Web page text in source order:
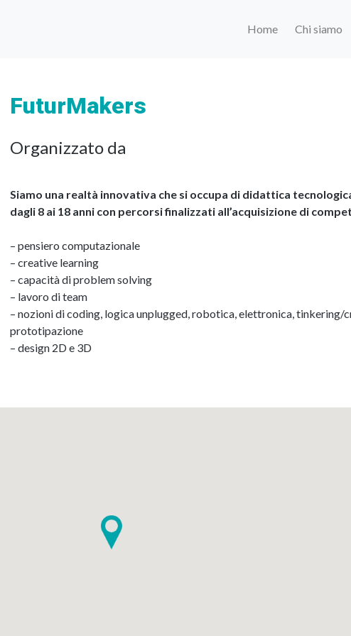
Home Chi siamo
FuturMakers
Organizzato da
Siamo una realtà innovativa che si occupa di didattica
dagli 8 ai 18 anni con percorsi finalizzati all’acquisizione di
– pensiero computazionale
– creative learning
– capacità di problem solving
– lavoro di team
– nozioni di coding, logica unplugged, robotica, elettronica, tinkering/
prototipazione
– design 2D e 3D